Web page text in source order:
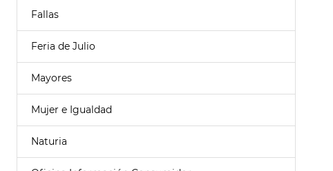
Fallas
Feria de Julio
Mayores
Mujer e Igualdad
Naturia